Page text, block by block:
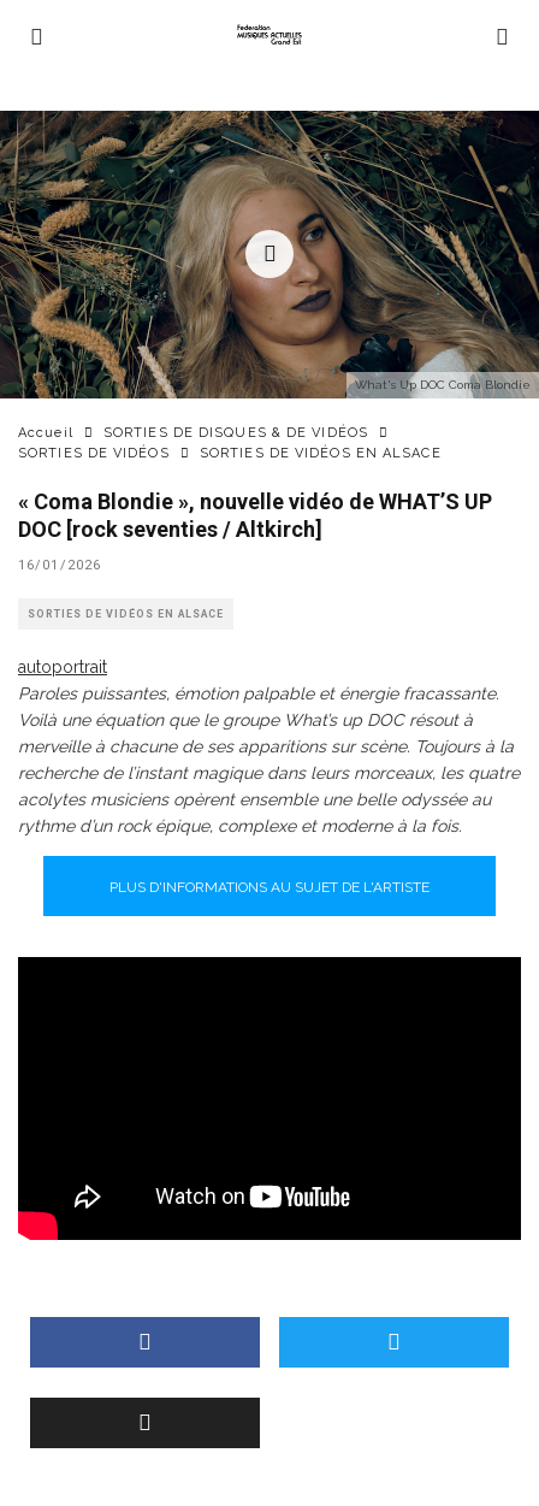
What's Up DOC Coma Blondie
Accueil
SORTIES DE DISQUES & DE VIDÉOS
SORTIES DE VIDÉOS
SORTIES DE VIDÉOS EN ALSACE
« Coma Blondie », nouvelle vidéo de WHAT’S UP
DOC [rock seventies / Altkirch]
16/01/2026
SORTIES DE VIDÉOS EN ALSACE
autoportrait
Paroles puissantes, émotion palpable et énergie fracassante.
Voilà une équation que le groupe What’s up DOC résout à
merveille à chacune de ses apparitions sur scène. Toujours à la
recherche de l’instant magique dans leurs morceaux, les quatre
acolytes musiciens opèrent ensemble une belle odyssée au
rythme d’un rock épique, complexe et moderne à la fois.
PLUS D'INFORMATIONS AU SUJET DE L'ARTISTE